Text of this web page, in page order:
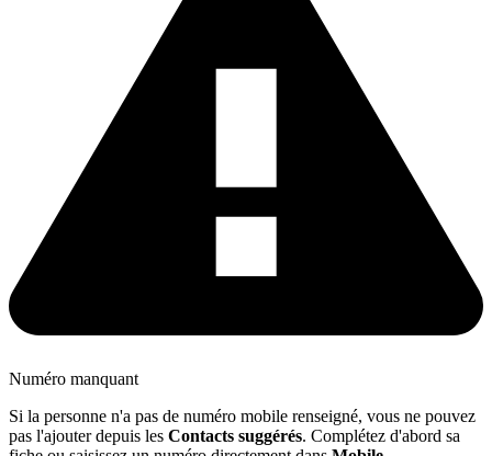
Numéro manquant
Si la personne n'a pas de numéro mobile renseigné, vous ne pouvez
pas l'ajouter depuis les Contacts suggérés. Complétez d'abord sa